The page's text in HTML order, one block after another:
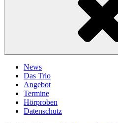
News
Das Trio
Angebot
Termine
Hörproben
Datenschutz